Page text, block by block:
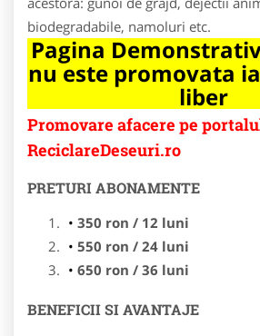
biodegradabile, namoluri etc.
Pagina
nu este promovata
liber
Promovare afacere pe
ReciclareDeseuri.ro
PRETURI ABONAMENTE
350 ron / 12 luni
550 ron / 24 luni
650 ron / 36 luni
BENEFICII SI AVANTAJE